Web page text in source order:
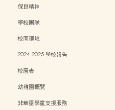
保良精神
學校團隊
校園環境
2024-2025 學校報告
校曆表
幼稚園概覽
非華語學童支援服務